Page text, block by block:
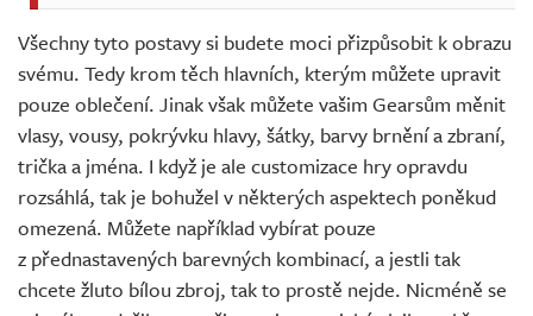
Všechny tyto postavy si budete moci přizpůsobit k obrazu
svému. Tedy krom těch hlavních, kterým můžete upravit
pouze oblečení. Jinak však můžete vašim Gearsům měnit
vlasy, vousy, pokrývku hlavy, šátky, barvy brnění a zbraní,
trička a jména. I když je ale customizace hry opravdu
rozsáhlá, tak je bohužel v některých aspektech poněkud
omezená. Můžete například vybírat pouze
z přednastavených barevných kombinací, a jestli tak
chcete žluto bílou zbroj, tak to prostě nejde. Nicméně se